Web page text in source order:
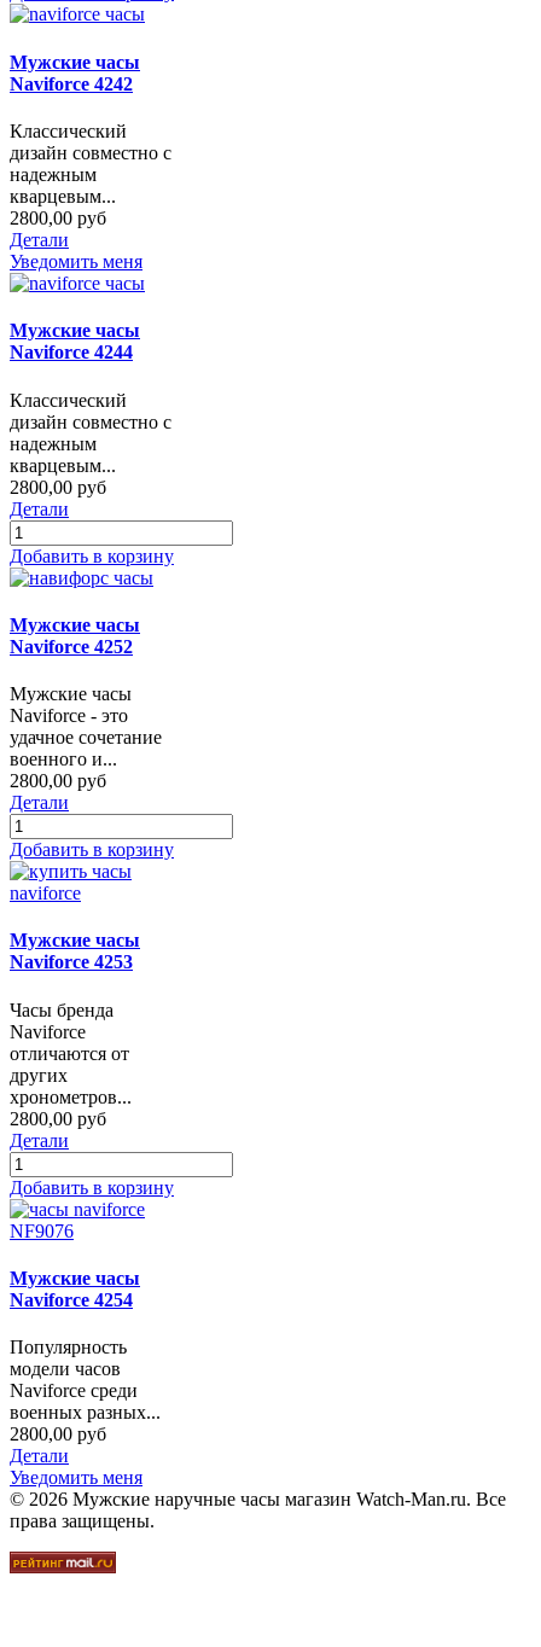
Мужские часы
Naviforce 4242
Классический
дизайн совместно с
надежным
кварцевым...
2800,00 руб
Детали
Уведомить меня
Мужские часы
Naviforce 4244
Классический
дизайн совместно с
надежным
кварцевым...
2800,00 руб
Детали
Добавить в корзину
Мужские часы
Naviforce 4252
Мужские часы
Naviforce - это
удачное сочетание
военного и...
2800,00 руб
Детали
Добавить в корзину
Мужские часы
Naviforce 4253
Часы бренда
Naviforce
отличаются от
других
хронометров...
2800,00 руб
Детали
Добавить в корзину
Мужские часы
Naviforce 4254
Популярность
модели часов
Naviforce среди
военных разных...
2800,00 руб
Детали
Уведомить меня
© 2026 Мужские наручные часы магазин Watch-Man.ru. Все
права защищены.